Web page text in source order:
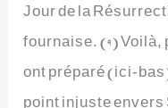
Jour de la
fournaise. (9) Voilà,
ont préparé (ici-
point injuste envers